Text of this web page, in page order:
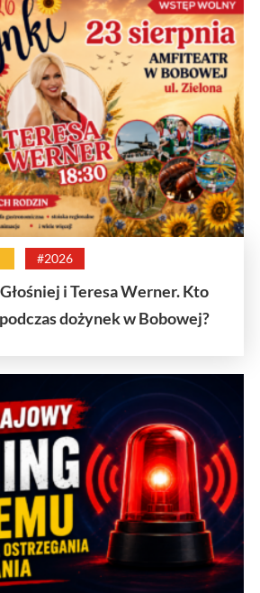
#2026
i Teresa Werner. Kto
dożynek w Bobowej?